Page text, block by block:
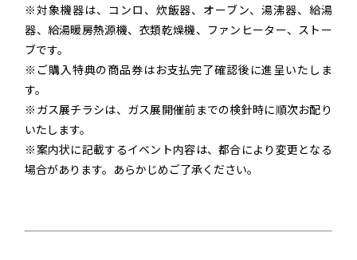
※対象機器は、コンロ、炊飯器、オーブン、湯沸器、給湯
器、給湯暖房熱源機、衣類乾燥機、ファンヒーター、ストー
ブです。
※ご購入特典の商品券はお支払完了確認後に進呈いたしま
す。
※ガス展チラシは、ガス展開催前までの検針時に順次お配り
いたします。
※案内状に記載するイベント内容は、都合により変更となる
場合があります。あらかじめご了承ください。